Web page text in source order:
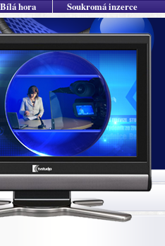
hora Soukromá inzerce